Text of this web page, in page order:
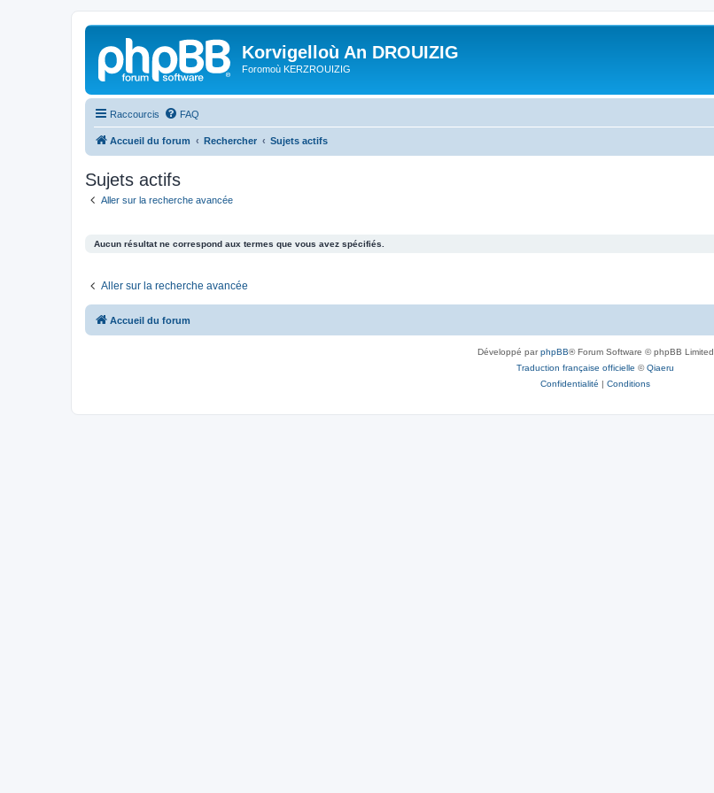
Korvigelloù An DROUIZIG
Foromoù KERZROUIZIG
Raccourcis FAQ
Accueil du forum Rechercher Sujets actifs
Sujets actifs
Aller sur la recherche avancée
Aucun résultat ne correspond aux termes que vous avez spécifiés.
Aller sur la recherche avancée
Accueil du forum
Développé parphpBB® Forum Software © phpBB Limited
Traduction française officielle ©Qiaeru
Confidentialité | Conditions